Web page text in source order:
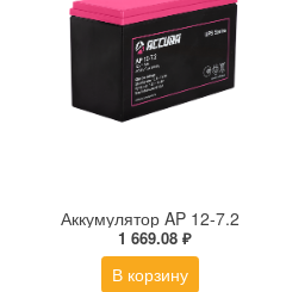
Аккумулятор AP 12-7.2
1 669.08 ₽
В корзину